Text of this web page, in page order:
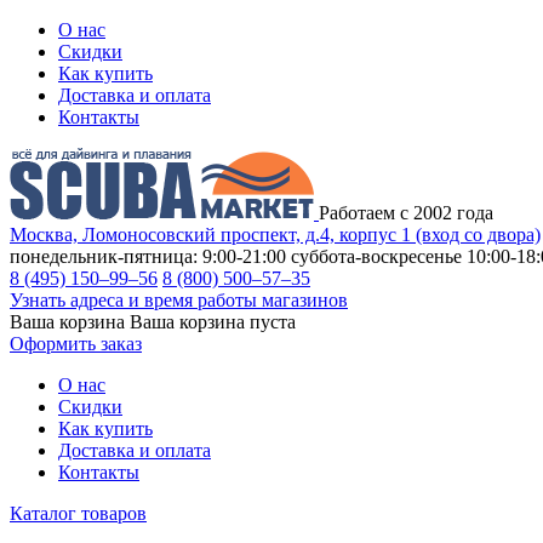
О нас
Скидки
Как купить
Доставка и оплата
Контакты
Работаем с 2002 года
Москва, Ломоносовский проспект, д.4, корпус 1 (вход со двора)
понедельник-пятница: 9:00-21:00 суббота-воскресенье 10:00-
8 (495) 150–99–56 8 (800) 500–57–35
Узнать адреса и время работы магазинов
Ваша корзина Ваша корзина пуста
Оформить заказ
О нас
Скидки
Как купить
Доставка и оплата
Контакты
Каталог товаров